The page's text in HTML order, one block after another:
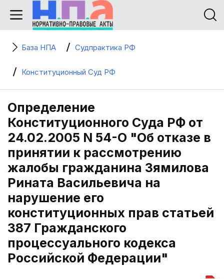
База НПА Судпрактика РФ
Конституционный Суд РФ
Определение
Конституционного Суда РФ от
24.02.2005 N 54-О "Об отказе в
принятии к рассмотрению
жалобы гражданина Зямилова
Рината Васильевича на
нарушение его
конституционных прав статьей
387 Гражданского
процессуального кодекса
Российской Федерации"